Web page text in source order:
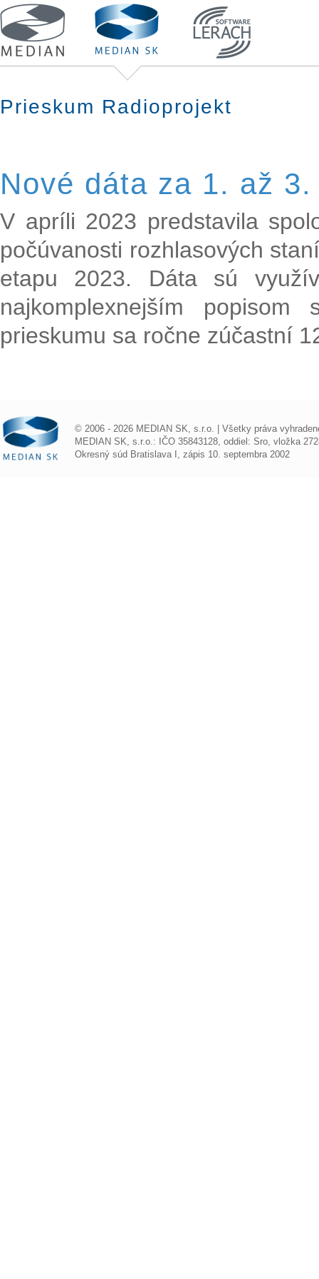
Prieskum Radioprojekt
Nové dáta za 1. až
V apríli 2023 predstavila
počúvanosti rozhlasových
etapu 2023. Dáta sú
najkomplexnejším popisom
prieskumu sa ročne zúčastní
© 2006 - 2026 MEDIAN SK, s.r.o. | Všetky práva
MEDIAN SK, s.r.o.: IČO 35843128, oddiel: Sro, vložka
Okresný súd Bratislava I, zápis 10. septembra 2002